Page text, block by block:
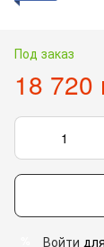
Под заказ
18 720
Войти